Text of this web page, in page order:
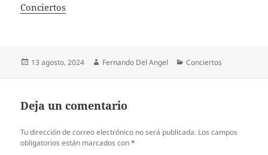
In relation to
Conciertos
Publicado
13 agosto, 2024 Autor
Fernando Del Angel Categorías
Conciertos
Deja un comentario
Tu dirección de correo electrónico no será publicada. Los campos
obligatorios están marcados con*